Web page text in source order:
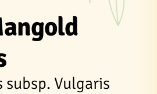
subsp. Vulgaris